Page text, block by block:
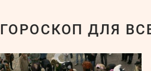
ГОРОСКОП ДЛЯ